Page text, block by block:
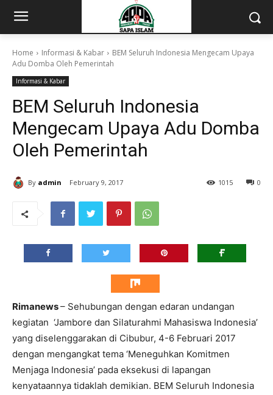
Home Informasi & Kabar
BEM Seluruh Indonesia Mengecam Upaya
Adu Domba Oleh Pemerintah
Informasi & Kabar
BEM Seluruh Indonesia
Mengecam Upaya Adu Domba
Oleh Pemerintah
By admin February 9, 2017 0
1015
Rimanews– Sehubungan dengan edaran undangan
kegiatan ‘Jambore dan Silaturahmi Mahasiswa Indonesia’
yang diselenggarakan di Cibubur, 4-6 Februari 2017
dengan mengangkat tema ‘Meneguhkan Komitmen
Menjaga Indonesia’ pada eksekusi di lapangan
kenyataannya tidaklah demikian. BEM Seluruh Indonesia